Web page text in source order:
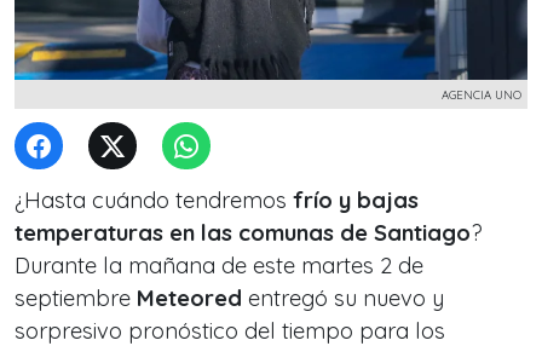
AGENCIA UNO
¿Hasta cuándo tendremos frío y bajas
temperaturas en las comunas de Santiago?
Durante la mañana de este martes 2 de
septiembre Meteored entregó su nuevo y
sorpresivo pronóstico del tiempo para los